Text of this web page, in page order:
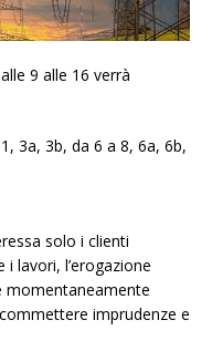
9 alle 16 verrà
3a, 3b, da 6 a 8, 6a, 6b,
solo i clienti
lavori, l’erogazione
momentaneamente
imprudenze e